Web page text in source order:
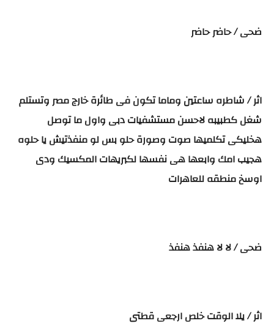
ضحى / حاضر حاضر
اثر / شاطره ساعتين وماما تكون فى طائرة خارج مصر وتستلم
شغل كطبيبه لاحسن مستشفيات دبى واول ما توصل
هخليكى تكلميها صوت وصورة حلو بس لو منفذتيش يا حلوه
هجيب امك وابعها هى نفسها لكبريهات المكسيك ودى
اوسخ منطقه للعاهرات
ضحى / لا لا هنفذ هنفذ
اثر / يلا الوقت خلص ارجعى قطتى